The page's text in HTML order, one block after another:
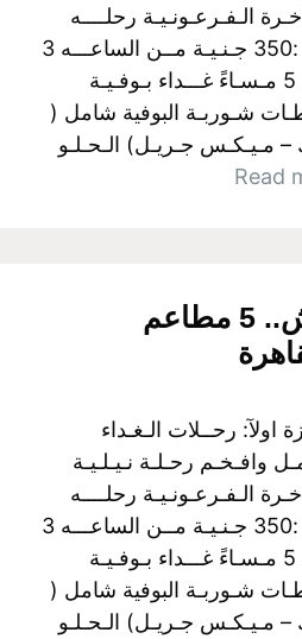
الـفـرعـونـيـة رحلــــه
الغــــداء سـعـر الـفـرد :350 جـنـيـة مــن الساعـــه 3
عـصراً الـي الـسـاعـــه 5 مـسـاءً غـــداء بـوفـيـة
سـلـطـات شـوربـة البوفية شامل (
مـيـكـس جـريـل) الـحـلـو
Read
لسهرة ماتتنسيش.. 5 مطاعم
اولآ: رحــلات الـغـداء
( 1 ) أجـمـل وافـخـم رحـلـة نـيـلـيـة
الـفـرعـونـيـة رحلــــه
الغــــداء سـعـر الـفـرد :350 جـنـيـة مــن الساعـــه 3
عـصراً الـي الـسـاعـــه 5 مـسـاءً غـــداء بـوفـيـة
سـلـطـات شـوربـة البوفية شامل (
مـيـكـس جـريـل) الـحـلـو